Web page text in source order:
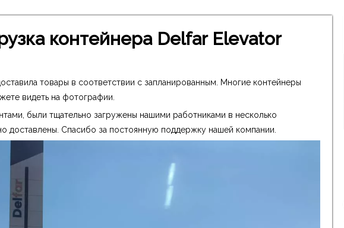
контейнера Delfar Elevator
товары в соответствии с запланированным. Многие контейнеры
видеть на фотографии.
были тщательно загружены нашими работниками в несколько
доставлены. Спасибо за постоянную поддержку нашей компании.